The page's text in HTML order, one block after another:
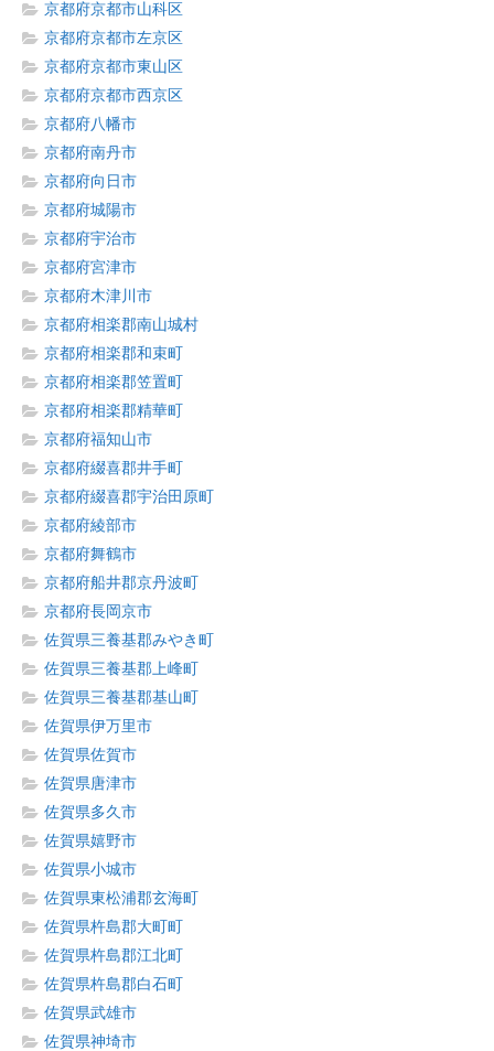
京都府京都市山科区
京都府京都市左京区
京都府京都市東山区
京都府京都市西京区
京都府八幡市
京都府南丹市
京都府向日市
京都府城陽市
京都府宇治市
京都府宮津市
京都府木津川市
京都府相楽郡南山城村
京都府相楽郡和束町
京都府相楽郡笠置町
京都府相楽郡精華町
京都府福知山市
京都府綴喜郡井手町
京都府綴喜郡宇治田原町
京都府綾部市
京都府舞鶴市
京都府船井郡京丹波町
京都府長岡京市
佐賀県三養基郡みやき町
佐賀県三養基郡上峰町
佐賀県三養基郡基山町
佐賀県伊万里市
佐賀県佐賀市
佐賀県唐津市
佐賀県多久市
佐賀県嬉野市
佐賀県小城市
佐賀県東松浦郡玄海町
佐賀県杵島郡大町町
佐賀県杵島郡江北町
佐賀県杵島郡白石町
佐賀県武雄市
佐賀県神埼市